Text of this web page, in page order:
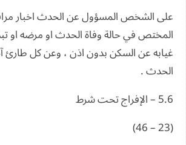
على الشخص المسؤول عن الحدث اخبار
المختص في حالة وفاة الحدث او مرضه او
غيابه عن السكن بدون اذن ، وعن كل طارئ
الحدث .
5.6 – الإفراج تحت شرط
(23 – 46)